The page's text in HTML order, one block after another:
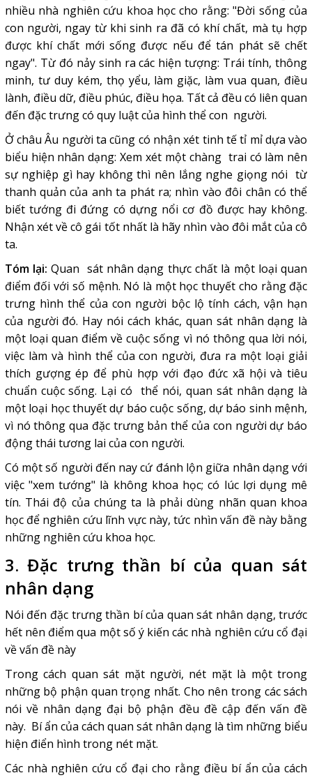
nhiều nhà nghiên cứu khoa học cho rằng: "Đời sống của
con người, ngay từ khi sinh ra đã có khí chất, mà tụ hợp
được khí chất mới sống được nếu để tán phát sẽ chết
ngay". Từ đó nảy sinh ra các hiện tượng: Trái tính, thông
minh, tư duy kém, thọ yểu, làm giặc, làm vua quan, điều
lành, điều dữ, điều phúc, điều họa. Tất cả đều có liên quan
đến đặc trưng có quy luật của hình thể con người.
Ở châu Âu người ta cũng có nhận xét tinh tế tỉ mỉ dựa vào
biểu hiện nhân dạng: Xem xét một chàng trai có làm nên
sự nghiệp gì hay không thì nên lắng nghe giọng nói từ
thanh quản của anh ta phát ra; nhìn vào đôi chân có thể
biết tướng đi đứng có dựng nổi cơ đồ được hay không.
Nhận xét về cô gái tốt nhất là hãy nhìn vào đôi mắt của cô
ta.
Tóm lại: Quan sát nhân dạng thực chất là một loại quan
điểm đối với số mệnh. Nó là một học thuyết cho rằng đặc
trưng hình thể của con người bộc lộ tính cách, vận hạn
của người đó. Hay nói cách khác, quan sát nhân dạng là
một loại quan điểm về cuộc sống vì nó thông qua lời nói,
việc làm và hình thể của con người, đưa ra một loại giải
thích gượng ép để phù hợp với đạo đức xã hội và tiêu
chuẩn cuộc sống. Lại có thể nói, quan sát nhân dạng là
một loại học thuyết dự báo cuộc sống, dự báo sinh mệnh,
vì nó thông qua đặc trưng bản thể của con người dự báo
động thái tương lai của con người.
Có một số người đến nay cứ đánh lộn giữa nhân dạng với
việc "xem tướng" là không khoa học; có lúc lợi dụng mê
tín. Thái độ của chúng ta là phải dùng nhãn quan khoa
học để nghiên cứu lĩnh vực này, tức nhìn vấn đề này bằng
những nghiên cứu khoa học.
3. Đặc trưng thần bí của quan sát
nhân dạng
Nói đến đặc trưng thần bí của quan sát nhân dạng, trước
hết nên điểm qua một số ý kiến các nhà nghiên cứu cổ đại
về vấn đề này
Trong cách quan sát mặt người, nét mặt là một trong
những bộ phận quan trọng nhất. Cho nên trong các sách
nói về nhân dạng đại bộ phận đều đề cập đến vấn đề
này. Bí ẩn của cách quan sát nhân dạng là tìm những biểu
hiện điển hình trong nét mặt.
Các nhà nghiên cứu cổ đại cho rằng điều bí ẩn của cách